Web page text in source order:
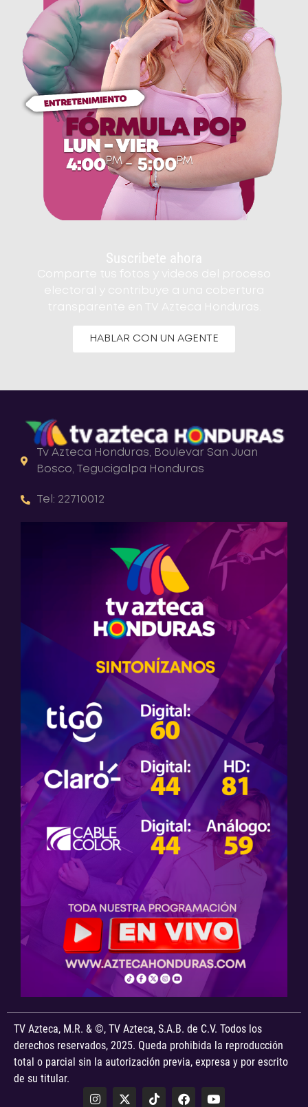
Suscribete ahora
Comparte tus fotos y videos del proceso
electoral y contribuye a una cobertura
transparente en TV Azteca Honduras.
HABLAR CON UN AGENTE
Tv Azteca Honduras, Boulevar San Juan
Bosco, Tegucigalpa Honduras
Tel: 22710012
TV Azteca, M.R. & ©, TV Azteca, S.A.B. de C.V. Todos los
derechos reservados, 2025. Queda prohibida la reproducción
total o parcial sin la autorización previa, expresa y por escrito
de su titular.